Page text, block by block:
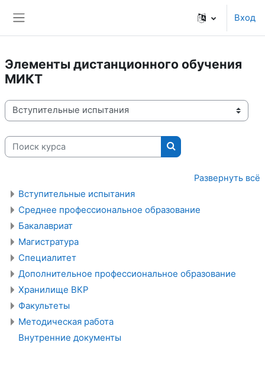
Вход
Элементы дистанционного обучения
МИКТ
Категории курсов
Поиск курса
Поиск курса
Развернуть всё
Вступительные испытания
Среднее профессиональное образование
Бакалавриат
Магистратура
Специалитет
Дополнительное профессиональное образование
Хранилище ВКР
Факультеты
Методическая работа
Внутренние документы